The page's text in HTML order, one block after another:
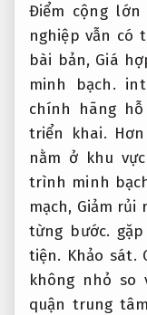
Điểm cộng
nghiệp vẫn có
bài bản, Giá
minh bạch.
chính hãng
triển khai.
nằm ở khu
trình minh
mạch, Giảm rủi
từng bước.
tiện. Khảo sát.
không nhỏ so
quận trung